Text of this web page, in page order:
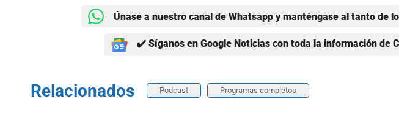
Únase a nuestro canal de Whatsapp y manténgase al tanto de
✔️ Síganos en Google Noticias con toda la información de
Relacionados Podcast Programas completos